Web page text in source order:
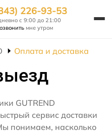
226-93-53
с 9:00 до 21:00
мне утром
Оплата и доставка
GUTREND
сервис доставки
понимаем, насколько